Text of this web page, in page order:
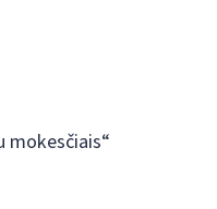
mokesčiais“